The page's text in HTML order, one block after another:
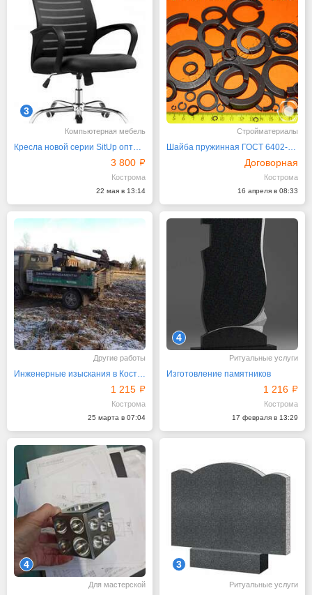
3
Компьютерная мебель
Кресла новой серии SitUp оптом от компании «БелГлобал»
3 800
Кострома
22 мая в 13:14
Стройматериалы
Шайба пружинная ГОСТ 6402-70, ОСТ 1 11532-74
Договорная
Кострома
16 апреля в 08:33
Другие работы
Инженерные изыскания в Костроме
1 215
Кострома
25 марта в 07:04
4
Ритуальные услуги
Изготовление памятников
1 216
Кострома
17 февраля в 13:29
4
Для мастерской
3
Ритуальные услуги